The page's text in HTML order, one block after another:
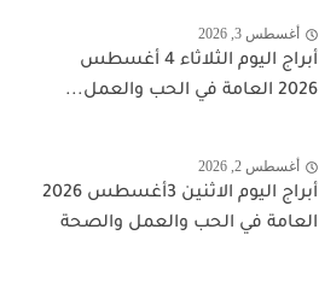
أغسطس 3, 2026
أبراج اليوم الثلاثاء 4 أغسطس
2026 العامة في الحب والعمل...
أغسطس 2, 2026
أبراج اليوم الاثنين 3أغسطس 2026
العامة في الحب والعمل والصحة